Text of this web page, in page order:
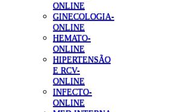
ONLINE
GINECOLOGIA-
ONLINE
HEMATO-
ONLINE
HIPERTENSÃO
E RCV-
ONLINE
INFECTO-
ONLINE